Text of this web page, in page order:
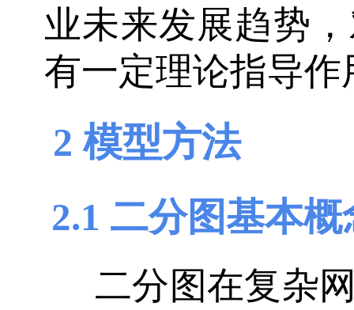
业未来发展趋势
有一定理论指导作
2 模型方法
2.1 二分图基本概
二分图在复杂